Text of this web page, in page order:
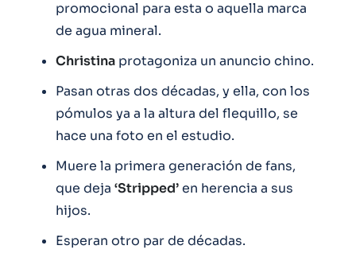
promocional para esta o aquella marca
de agua mineral.
Christina protagoniza un anuncio chino.
Pasan otras dos décadas, y ella, con los
pómulos ya a la altura del flequillo, se
hace una foto en el estudio.
Muere la primera generación de fans,
que deja ‘Stripped’en herencia a sus
hijos.
Esperan otro par de décadas.